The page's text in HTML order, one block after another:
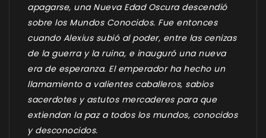
apagarse, una Nueva Edad Oscura descendió
sobre los Mundos Conocidos. Fue entonces
cuando Alexius subió al poder, entre las cenizas
de la guerra y la ruina, e inauguró una nueva
era de esperanza. El emperador ha hecho un
llamamiento a valientes caballeros, sabios
sacerdotes y astutos mercaderes para que
extiendan la paz a todos los mundos, conocidos
y desconocidos.